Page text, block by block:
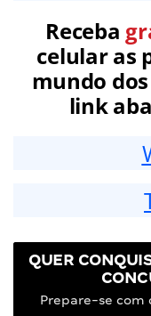
Receba
celular as
mundo
link
QUER
Prepare-se com